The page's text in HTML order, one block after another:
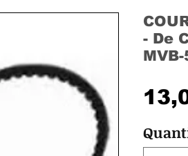
- De